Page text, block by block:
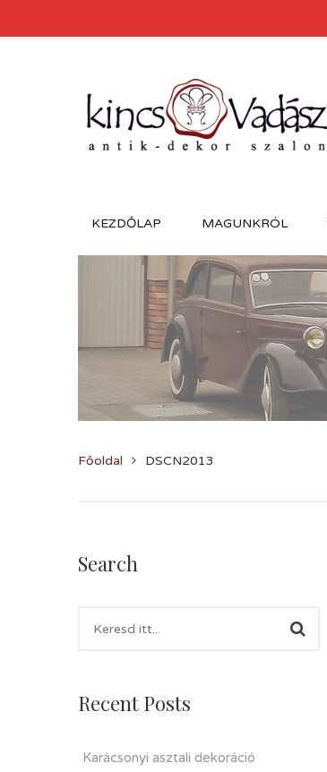
KEZDŐLAP MAGUNKRÓL
Főoldal DSCN2013
Search
Recent Posts
Karácsonyi asztali dekoráció